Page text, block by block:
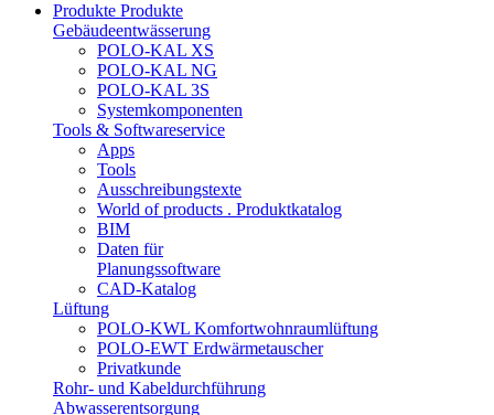
Produkte Produkte
Gebäudeentwässerung
POLO-KAL XS
POLO-KAL NG
POLO-KAL 3S
Systemkomponenten
Tools & Softwareservice
Apps
Tools
Ausschreibungstexte
World of products . Produktkatalog
BIM
Daten für
Planungssoftware
CAD-Katalog
Lüftung
POLO-KWL Komfortwohnraumlüftung
POLO-EWT Erdwärmetauscher
Privatkunde
Rohr- und Kabeldurchführung
Abwasserentsorgung